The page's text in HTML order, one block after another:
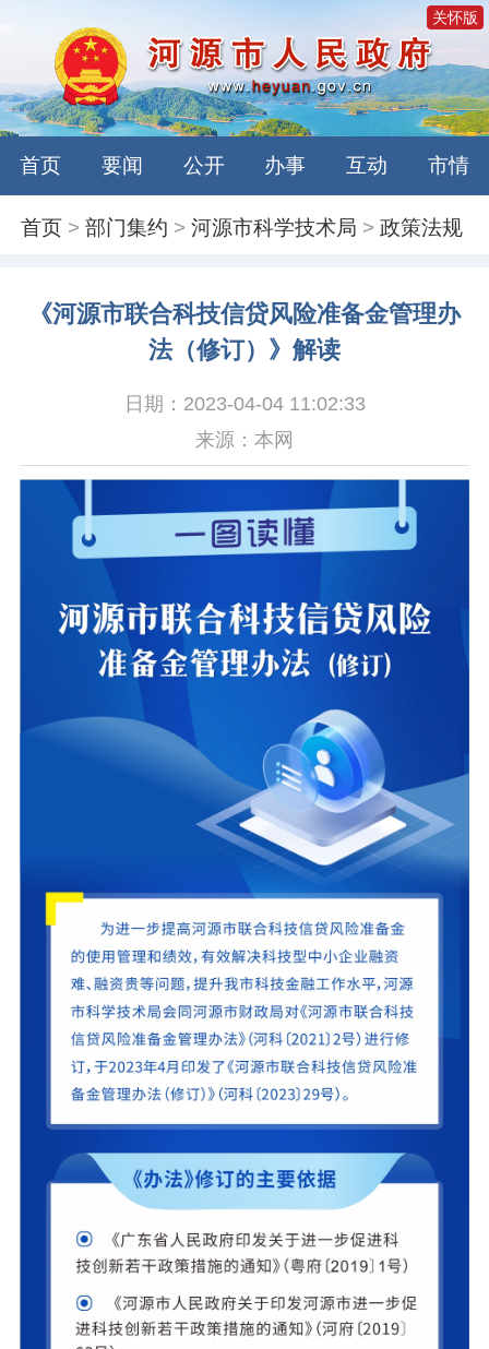
关怀版
首页 要闻 公开 办事 互动 市情
首页 >部门集约 >河源市科学技术局 >政策法规
《河源市联合科技信贷风险准备金管理办
法（修订）》解读
日期：2023-04-04 11:02:33
来源：本网